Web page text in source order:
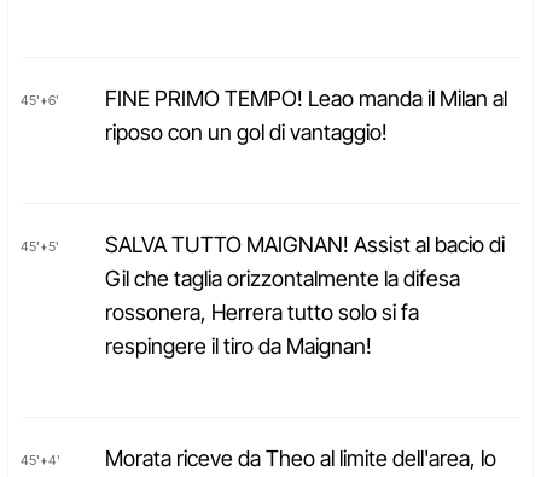
45'+6'
FINE PRIMO TEMPO! Leao manda il Milan al
riposo con un gol di vantaggio!
45'+5'
SALVA TUTTO MAIGNAN! Assist al bacio di
Gil che taglia orizzontalmente la difesa
rossonera, Herrera tutto solo si fa
respingere il tiro da Maignan!
45'+4'
Morata riceve da Theo al limite dell'area, lo